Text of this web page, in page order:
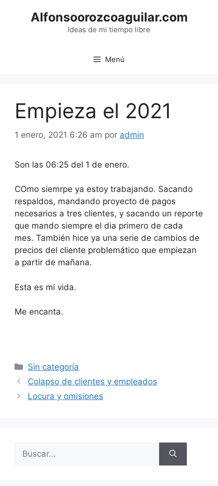
Alfonsoorozcoaguilar.com
Ideas de mi tiempo libre
Menú
Empieza el 2021
1 enero, 2021 6:26 am por admin
Son las 06:25 del 1 de enero.
COmo siemrpe ya estoy trabajando. Sacando
respaldos, mandando proyecto de pagos
necesarios a tres clientes, y sacando un reporte
que mando siempre el dia primero de cada
mes. También hice ya una serie de cambios de
precios del cliente problemático que empiezan
a partir de mañana.
Esta es mi vida.
Me encanta.
Categorías
Sin categoría
Colapso de clientes y empleados
Locura y omisiones